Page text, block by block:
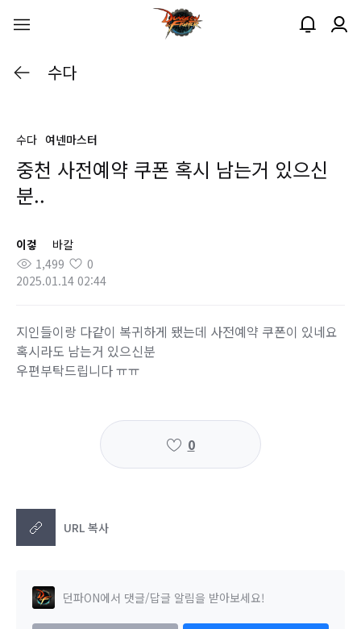
수다
수다 여넨마스터
중천 사전예약 쿠폰 혹시 남는거 있으신
분..
이겋
바칼
1,499
0
2025.01.14 02:44
지인들이랑 다같이 복귀하게 됐는데 사전예약 쿠폰이 있네요
혹시라도 남는거 있으신분
우편부탁드립니다 ㅠㅠ
0
URL 복사
던파ON에서 댓글/답글 알림을 받아보세요!